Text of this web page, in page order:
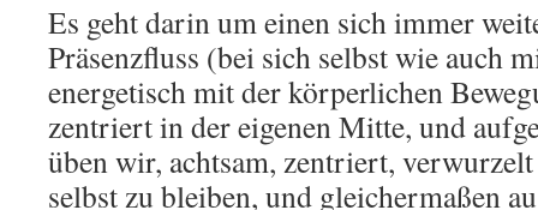
Es geht darin um einen sich immer
Präsenzfluss (bei sich selbst wie auch
energetisch mit der körperlichen
zentriert in der eigenen Mitte, und
üben wir, achtsam, zentriert,
selbst zu bleiben, und gleichermaßen